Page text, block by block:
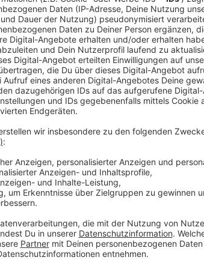
Anzeige
Innovationen und Austausch auf der
Anzeige
Die iaf ist eine zentrale Plattform für
als 180 Ausstellern aus 16 Ländern bietet
zusätzliche 5.800 m² Outdoor-Fläche und
WLE. Im Fokus stehen Digitalisierung,
Reaktivierung und der Ausbau von
Anzeige